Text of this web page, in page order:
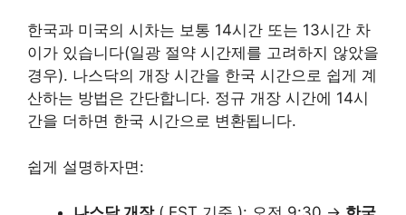
한국과 미국의 시차는 보통 14시간 또는 13시간 차
이가 있습니다(일광 절약 시간제를 고려하지 않았을
경우). 나스닥의 개장 시간을 한국 시간으로 쉽게 계
산하는 방법은 간단합니다. 정규 개장 시간에 14시
간을 더하면 한국 시간으로 변환됩니다.
쉽게 설명하자면: